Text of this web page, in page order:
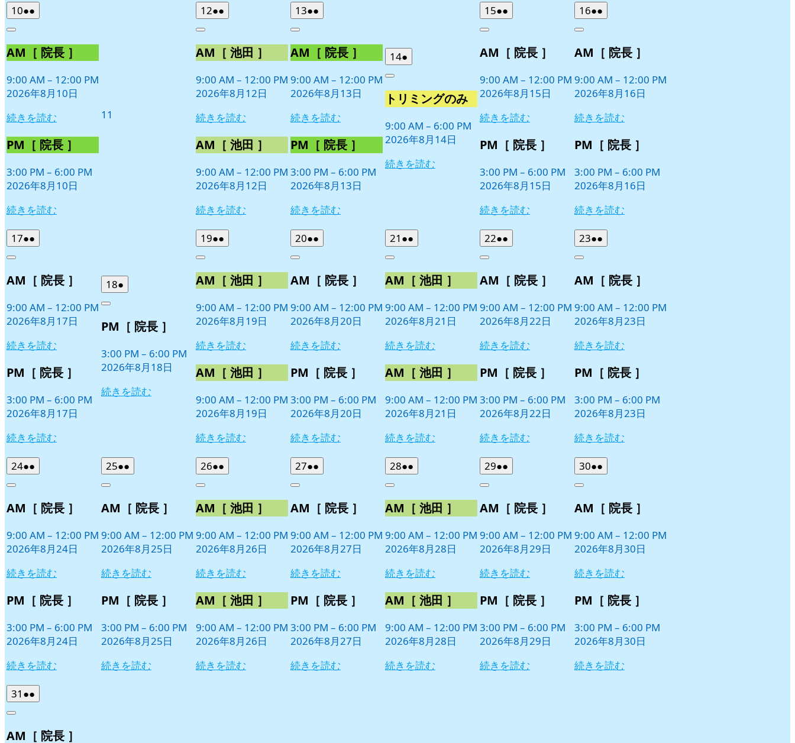
102026
年
月
10
日
●●
件
イ
ン
ト)
Close
AM［ 院長 ］
9:00 AM – 12:00 PM
2026年8月10日
続きを読む
PM［ 院長 ］
3:00 PM – 6:00 PM
2026年8月10日
続きを読む
11
122026
年
月
12
日
●●
件
イ
ン
ト)
Close
AM［ 池田 ］
9:00 AM – 12:00 PM
2026年8月12日
続きを読む
AM［ 池田 ］
9:00 AM – 12:00 PM
2026年8月12日
続きを読む
132026
年
月
13
日
●●
件
イ
ン
ト)
Close
AM［ 院長 ］
9:00 AM – 12:00 PM
2026年8月13日
続きを読む
PM［ 院長 ］
3:00 PM – 6:00 PM
2026年8月13日
続きを読む
142026
年
月
14
日
●
件
イ
ン
ト)
Close
トリミングのみ
9:00 AM – 6:00 PM
2026年8月14日
続きを読む
152026
年
月
日
●●
件
イ
ン
ト)
Close
AM［ 院長 ］
9:00 AM – 12:00 PM
2026年8月15日
続きを読む
PM［ 院長 ］
3:00 PM – 6:00 PM
2026年8月15日
続きを読む
162026
年
月
日
●●
件
イ
ン
ト)
Close
AM［ 院長 ］
9:00 AM – 12:00 PM
2026年8月16日
続きを読む
PM［ 院長 ］
3:00 PM – 6:00 PM
2026年8月16日
続きを読む
172026
年
月
日
●●
件
イ
ン
ト)
Close
AM［ 院長 ］
9:00 AM – 12:00 PM
2026年8月17日
続きを読む
PM［ 院長 ］
3:00 PM – 6:00 PM
2026年8月17日
続きを読む
182026
年
月
日
●
件
イ
ン
ト)
Close
PM［ 院長 ］
3:00 PM – 6:00 PM
2026年8月18日
続きを読む
192026
年
月
19
日
●●
件
イ
ン
ト)
Close
AM［ 池田 ］
9:00 AM – 12:00 PM
2026年8月19日
続きを読む
AM［ 池田 ］
9:00 AM – 12:00 PM
2026年8月19日
続きを読む
202026
年
月
日
●●
件
イ
ン
ト)
Close
AM［ 院長 ］
9:00 AM – 12:00 PM
2026年8月20日
続きを読む
PM［ 院長 ］
3:00 PM – 6:00 PM
2026年8月20日
続きを読む
21 2026
年
月
21
日
●●
件
イ
ン
ト)
Close
AM［ 池田 ］
9:00 AM – 12:00 PM
2026年8月21日
続きを読む
AM［ 池田 ］
9:00 AM – 12:00 PM
2026年8月21日
続きを読む
222026
年
月
日
●●
件
イ
ン
ト)
Close
AM［ 院長 ］
9:00 AM – 12:00 PM
2026年8月22日
続きを読む
PM［ 院長 ］
3:00 PM – 6:00 PM
2026年8月22日
続きを読む
232026
年
月
日
●●
件
イ
ン
ト)
Close
AM［ 院長 ］
9:00 AM – 12:00 PM
2026年8月23日
続きを読む
PM［ 院長 ］
3:00 PM – 6:00 PM
2026年8月23日
続きを読む
242026
年
月
日
●●
件
イ
ン
ト)
Close
AM［ 院長 ］
9:00 AM – 12:00 PM
2026年8月24日
続きを読む
PM［ 院長 ］
3:00 PM – 6:00 PM
2026年8月24日
続きを読む
252026
年
月
日
●●
件
イ
ン
ト)
Close
AM［ 院長 ］
9:00 AM – 12:00 PM
2026年8月25日
続きを読む
PM［ 院長 ］
3:00 PM – 6:00 PM
2026年8月25日
続きを読む
262026
年
月
26
日
●●
件
イ
ン
ト)
Close
AM［ 池田 ］
9:00 AM – 12:00 PM
2026年8月26日
続きを読む
AM［ 池田 ］
9:00 AM – 12:00 PM
2026年8月26日
続きを読む
272026
年
月
日
●●
件
イ
ン
ト)
Close
AM［ 院長 ］
9:00 AM – 12:00 PM
2026年8月27日
続きを読む
PM［ 院長 ］
3:00 PM – 6:00 PM
2026年8月27日
続きを読む
282026
年
月
28
日
●●
件
イ
ン
ト)
Close
AM［ 池田 ］
9:00 AM – 12:00 PM
2026年8月28日
続きを読む
AM［ 池田 ］
9:00 AM – 12:00 PM
2026年8月28日
続きを読む
292026
年
月
日
●●
件
イ
ン
ト)
Close
AM［ 院長 ］
9:00 AM – 12:00 PM
2026年8月29日
続きを読む
PM［ 院長 ］
3:00 PM – 6:00 PM
2026年8月29日
続きを読む
302026
年
月
日
●●
件
イ
ン
ト)
Close
AM［ 院長 ］
9:00 AM – 12:00 PM
2026年8月30日
続きを読む
PM［ 院長 ］
3:00 PM – 6:00 PM
2026年8月30日
続きを読む
31 2026
年
月
●●
件
イ
Close
AM［ 院長 ］